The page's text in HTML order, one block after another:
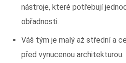
nástroje, které potřebují
obřadnosti.
Váš tým je malý až střední a
před vynucenou architekturou.